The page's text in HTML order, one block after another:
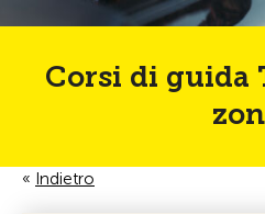
Corsi di guida
Indietro